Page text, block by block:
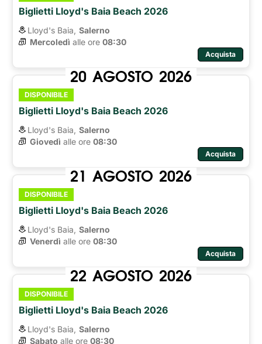
Biglietti Lloyd's Baia Beach 2026
Lloyd's Baia, Salerno
Mercoledì alle ore 08:30
Acquista
20 AGOSTO 2026
DISPONIBILE
Biglietti Lloyd's Baia Beach 2026
Lloyd's Baia, Salerno
Giovedì alle ore 08:30
Acquista
21 AGOSTO 2026
DISPONIBILE
Biglietti Lloyd's Baia Beach 2026
Lloyd's Baia, Salerno
Venerdì alle ore 08:30
Acquista
22 AGOSTO 2026
DISPONIBILE
Biglietti Lloyd's Baia Beach 2026
Lloyd's Baia, Salerno
Sabato alle ore 08:30